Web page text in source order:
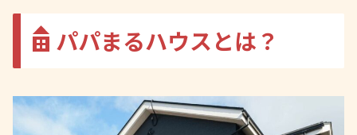
パパまるハウスとは？